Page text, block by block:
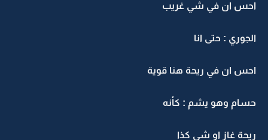
احس ان في شي غريب
الجوري : حتى انا
احس ان في ريحة هنا قوية
حسام وهو يشم : كأنه
ريحة غاز او شي كذا